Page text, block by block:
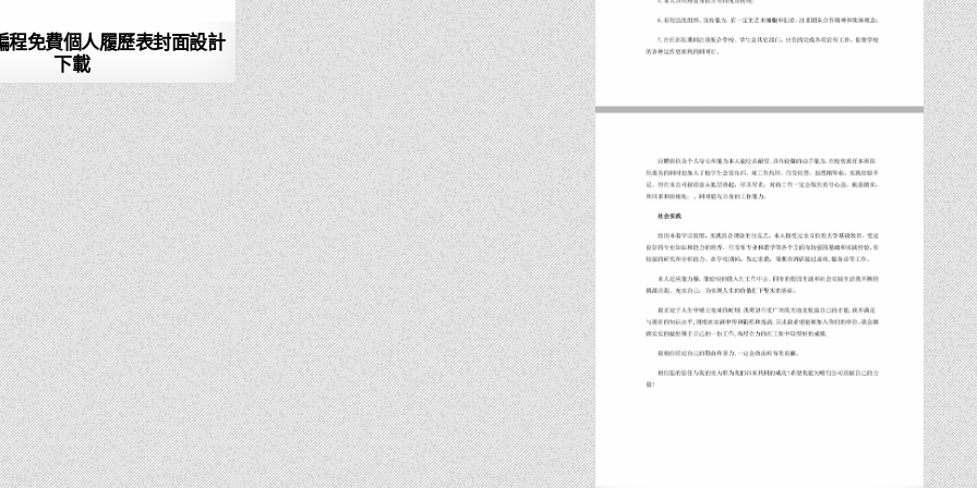
程免費個人履歷表封面設計
下載